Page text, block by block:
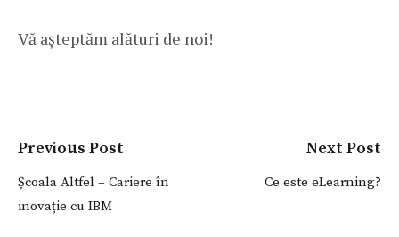
Vă așteptăm alături de noi!
Previous Post
Școala Altfel – Cariere în
inovație cu IBM
Next Post
Ce este eLearning?